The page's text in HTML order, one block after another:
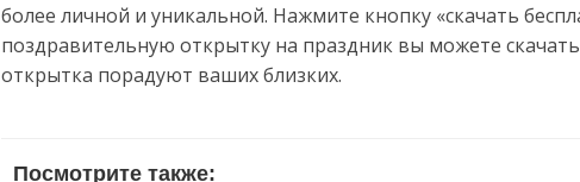
более личной и уникальной. Нажмите кнопку «скачать
поздравительную открытку на праздник вы можете
открытка порадуют ваших близких.
Посмотрите также: